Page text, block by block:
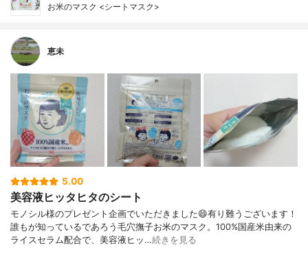
お米のマスク <シートマスク>
恵未
5.00
美容液ヒッタヒタのシート
モノシル様のプレゼント企画でいただきました😄有り難うございます！
誰もが知っているであろう毛穴撫子お米のマスク。100%国産米由来の
ライスセラム配合で、美容液ヒッ…続きを見る